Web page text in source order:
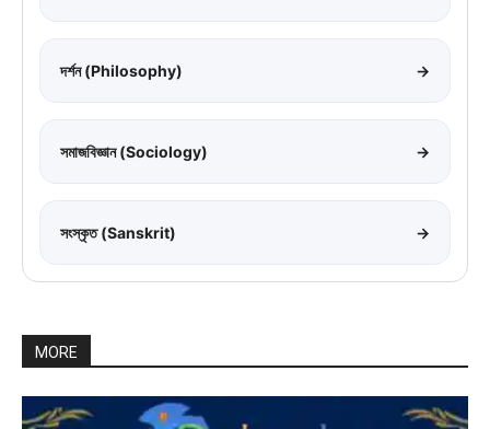
দর্শন (Philosophy) →
সমাজবিজ্ঞান (Sociology) →
সংস্কৃত (Sanskrit) →
MORE